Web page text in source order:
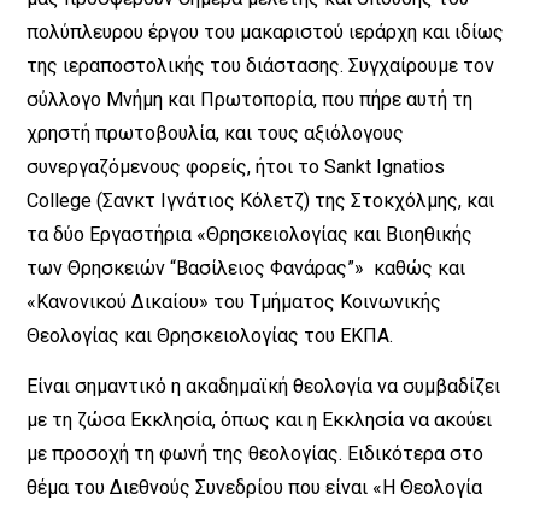
πολύπλευρου έργου του μακαριστού ιεράρχη και ιδίως
της ιεραποστολικής του διάστασης. Συγχαίρουμε τον
σύλλογο Μνήμη και Πρωτοπορία, που πήρε αυτή τη
χρηστή πρωτοβουλία, και τους αξιόλογους
συνεργαζόμενους φορείς, ήτοι το Sankt Ignatios
College (Σανκτ Ιγνάτιος Κόλετζ) της Στοκχόλμης, και
τα δύο Εργαστήρια «Θρησκειολογίας και Βιοηθικής
των Θρησκειών “Βασίλειος Φανάρας”» καθώς και
«Κανονικού Δικαίου» του Τμήματος Κοινωνικής
Θεολογίας και Θρησκειολογίας του ΕΚΠΑ.
Είναι σημαντικό η ακαδημαϊκή θεολογία να συμβαδίζει
με τη ζώσα Εκκλησία, όπως και η Εκκλησία να ακούει
με προσοχή τη φωνή της θεολογίας. Ειδικότερα στο
θέμα του Διεθνούς Συνεδρίου που είναι «Η Θεολογία